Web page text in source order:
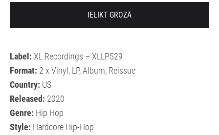
IELIKT GROZĀ
Label: XL Recordings – XLLP529
Format: 2 x Vinyl, LP, Album, Reissue
Country: US
Released: 2020
Genre: Hip Hop
Style: Hardcore Hip-Hop